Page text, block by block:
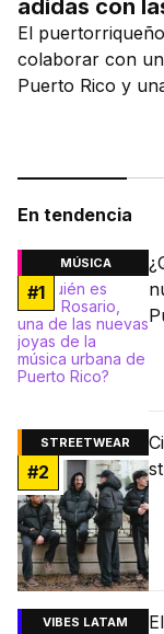
adidas con
El
colaborar con
Puerto Rico y
En tendencia
MÚSICA
#1
STREETWEAR
#2
VIBES LATAM